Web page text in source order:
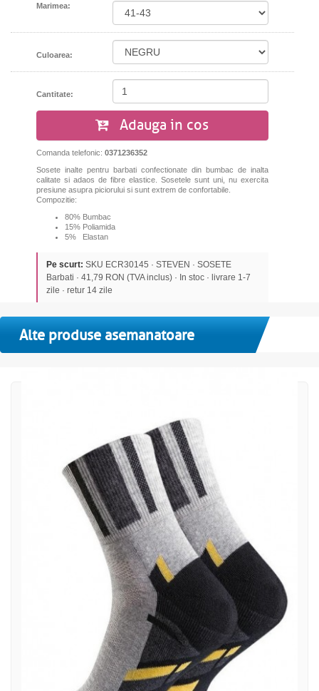
Marimea:
Culoarea:
Cantitate:
Adauga in cos
Comanda telefonic: 0371236352
Sosete inalte pentru barbati confectionate din bumbac de inalta
calitate si adaos de fibre elastice. Sosetele sunt uni, nu exercita
presiune asupra piciorului si sunt extrem de confortabile.
Compozitie:
80% Bumbac
15% Poliamida
5% Elastan
Pe scurt: SKU ECR30145 · STEVEN · SOSETE
Barbati · 41,79 RON (TVA inclus) · In stoc · livrare 1-7
zile · retur 14 zile
Alte produse asemanatoare